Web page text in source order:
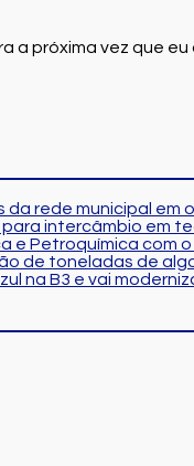
a próxima vez que eu
rede municipal em
intercâmbio em
e Petroquímica
de toneladas de
na B3 e vai